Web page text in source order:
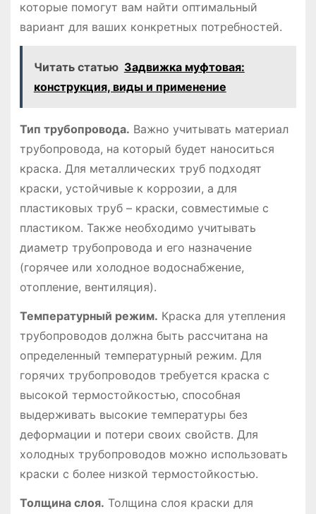
которые помогут вам найти оптимальный
вариант для ваших конкретных потребностей.
Читать статью Задвижка муфтовая:
конструкция, виды и применение
Тип трубопровода. Важно учитывать материал
трубопровода, на который будет наноситься
краска. Для металлических труб подходят
краски, устойчивые к коррозии, а для
пластиковых труб – краски, совместимые с
пластиком. Также необходимо учитывать
диаметр трубопровода и его назначение
(горячее или холодное водоснабжение,
отопление, вентиляция).
Температурный режим. Краска для утепления
трубопроводов должна быть рассчитана на
определенный температурный режим. Для
горячих трубопроводов требуется краска с
высокой термостойкостью, способная
выдерживать высокие температуры без
деформации и потери своих свойств. Для
холодных трубопроводов можно использовать
краски с более низкой термостойкостью.
Толщина слоя. Толщина слоя краски для